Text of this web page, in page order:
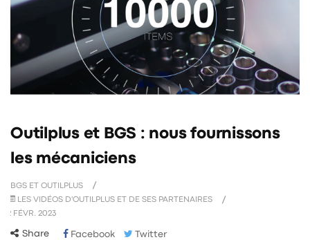
Outilplus et BGS : nous fournissons
les mécaniciens
Share Facebook Twitter
BGS ET OUTILPLUS
LES VIDÉOS D'OUTILPLUS ET DE SES PARTENAIRES
2 FÉVR. 2023